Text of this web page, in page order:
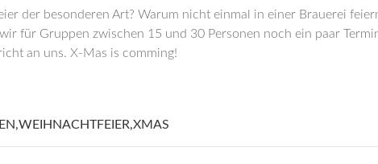
der besonderen Art? Warum nicht einmal in einer Brauerei
für Gruppen zwischen 15 und 30 Personen noch ein paar
an uns. X-Mas is comming!
,WEIHNACHTFEIER,XMAS